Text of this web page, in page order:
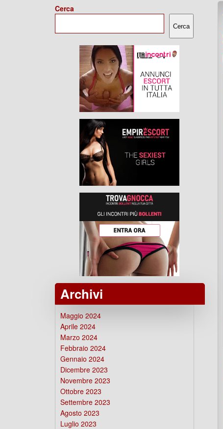
Cerca
Cerca
Archivi
Maggio 2024
Aprile 2024
Marzo 2024
Febbraio 2024
Gennaio 2024
Dicembre 2023
Novembre 2023
Ottobre 2023
Settembre 2023
Agosto 2023
Luglio 2023